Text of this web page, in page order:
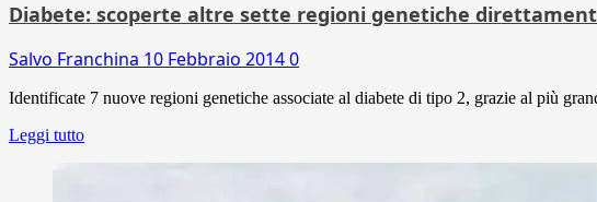
Diabete: scoperte altre sette regioni genetiche
Salvo Franchina 10 Febbraio 20140
Identificate 7 nuove regioni genetiche associate al diabete di tipo 2, grazie al più
Leggi tutto